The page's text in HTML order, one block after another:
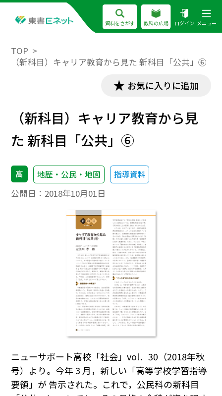
資料をさがす 教科の広場 ログイン メニュー
TOP
（新科目）キャリア教育から見た 新科目「公共」⑥
お気に入りに追加
（新科目）キャリア教育から見
た 新科目「公共」⑥
高 地歴・公民・地図 指導資料
公開日： 2018年10月01日
ニューサポート高校「社会」vol．30（2018年秋
号）より。今年 3 月，新しい「高等学校学習指導
要領」が 告示された。これで，公民科の新科目